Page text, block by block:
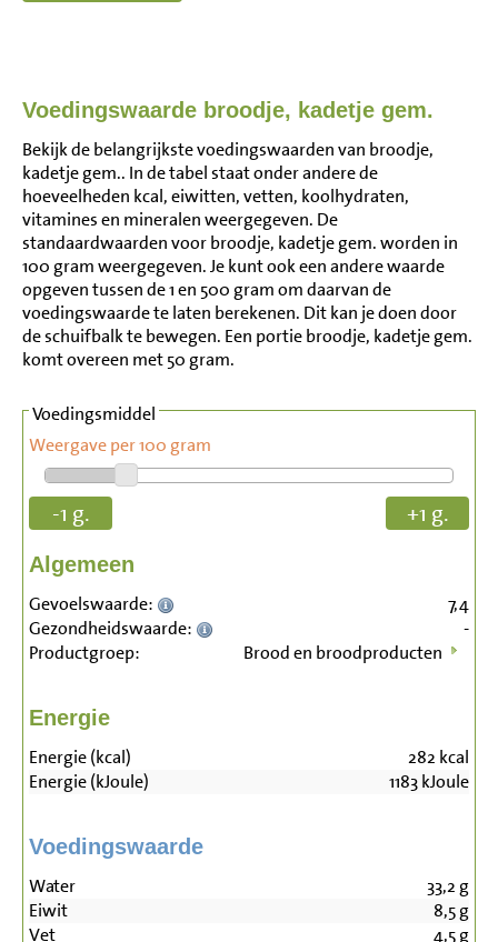
Voedingswaarde broodje, kadetje gem.
Bekijk de belangrijkste voedingswaarden van broodje,
kadetje gem.. In de tabel staat onder andere de
hoeveelheden kcal, eiwitten, vetten, koolhydraten,
vitamines en mineralen weergegeven. De
standaardwaarden voor broodje, kadetje gem. worden in
100 gram weergegeven. Je kunt ook een andere waarde
opgeven tussen de 1 en 500 gram om daarvan de
voedingswaarde te laten berekenen. Dit kan je doen door
de schuifbalk te bewegen. Een portie broodje, kadetje gem.
komt overeen met 50 gram.
Voedingsmiddel
Weergave per 100 gram
-1 g. +1 g.
Algemeen
Gevoelswaarde:
7,4
Gezondheidswaarde:
-
Productgroep:
Brood en broodproducten
Energie
Energie (kcal) 282 kcal
Energie (kJoule)
1183kJoule
Voedingswaarde
Water 33,2 g
Eiwit
8,5g
Vet
4,5g